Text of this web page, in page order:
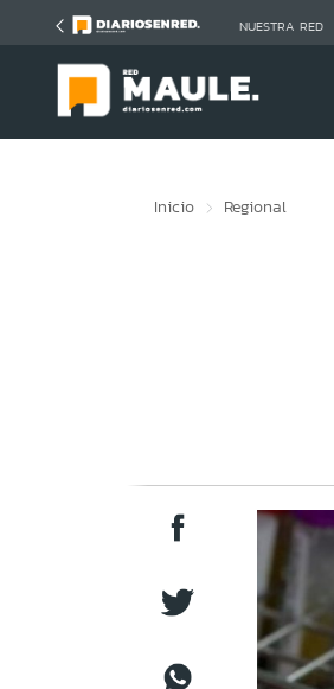
NUESTRA RED
Inicio Regional